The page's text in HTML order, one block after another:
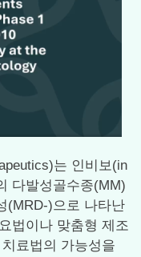
는 인비보(in
다발성골수종(MM)
(MRD-)으로 나타난
법이나 맞춤형 제조
료법의 가능성을